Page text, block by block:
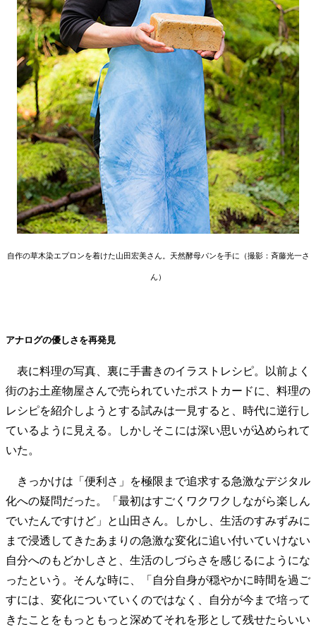
自作の草木染エプロンを着けた山田宏美さん。天然酵母パンを手に（撮影：斉藤光一さ
ん）
アナログの優しさを再発見
表に料理の写真、裏に手書きのイラストレシピ。以前よく
街のお土産物屋さんで売られていたポストカードに、料理の
レシピを紹介しようとする試みは一見すると、時代に逆行し
ているように見える。しかしそこには深い思いが込められて
いた。
きっかけは「便利さ」を極限まで追求する急激なデジタル
化への疑問だった。「最初はすごくワクワクしながら楽しん
でいたんですけど」と山田さん。しかし、生活のすみずみに
まで浸透してきたあまりの急激な変化に追い付いていけない
自分へのもどかしさと、生活のしづらさを感じるにようにな
ったという。そんな時に、「自分自身が穏やかに時間を過ご
すには、変化についていくのではなく、自分が今まで培って
きたことをもっともっと深めてそれを形として残せたらいい